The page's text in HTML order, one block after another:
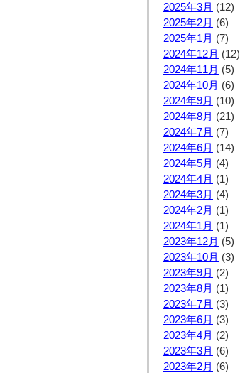
2025年3月 (12)
2025年2月 (6)
2025年1月 (7)
2024年12月 (12)
2024年11月 (5)
2024年10月 (6)
2024年9月 (10)
2024年8月 (21)
2024年7月 (7)
2024年6月 (14)
2024年5月 (4)
2024年4月 (1)
2024年3月 (4)
2024年2月 (1)
2024年1月 (1)
2023年12月 (5)
2023年10月 (3)
2023年9月 (2)
2023年8月 (1)
2023年7月 (3)
2023年6月 (3)
2023年4月 (2)
2023年3月 (6)
2023年2月 (6)